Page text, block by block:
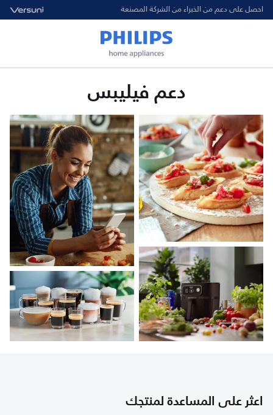
احصل على دعم من الخبراء من الشركة المصنعة
دعم فيليبس
اعثر على المساعدة لمنتجك